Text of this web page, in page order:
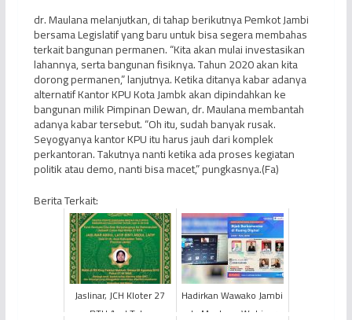
dr. Maulana melanjutkan, di tahap berikutnya Pemkot Jambi
bersama Legislatif yang baru untuk bisa segera membahas
terkait bangunan permanen. “Kita akan mulai investasikan
lahannya, serta bangunan fisiknya. Tahun 2020 akan kita
dorong permanen,” lanjutnya. Ketika ditanya kabar adanya
alternatif Kantor KPU Kota Jambk akan dipindahkan ke
bangunan milik Pimpinan Dewan, dr. Maulana membantah
adanya kabar tersebut. “Oh itu, sudah banyak rusak.
Seyogyanya kantor KPU itu harus jauh dari komplek
perkantoran. Takutnya nanti ketika ada proses kegiatan
politik atau demo, nanti bisa macet,” pungkasnya.(Fa)
Berita Terkait:
Jaslinar, JCH Kloter 27
BTH Asal Tebo
Hadirkan Wawako Jambi
dr. Maulana, Webinar